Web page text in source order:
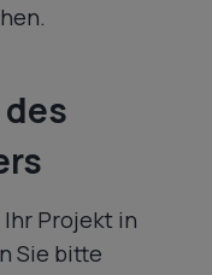
Projekt in
Sie bitte